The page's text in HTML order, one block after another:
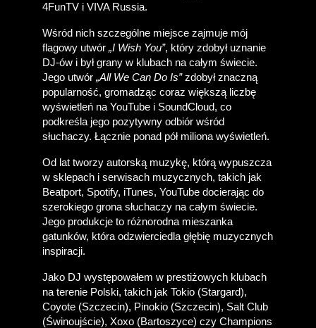
4FunTV i VIVA Russia.
Wśród nich szczególne miejsce zajmuje mój
flagowy utwór „I Wish You”, który zdobył uznanie
DJ-ów i był grany w klubach na całym świecie.
Jego utwór „All We Can Do Is” zdobył znaczną
popularność, gromadząc coraz większą liczbę
wyświetleń na YouTube i SoundCloud, co
podkreśla jego pozytywny odbiór wśród
słuchaczy. Łącznie ponad pół miliona wyświetleń.
Od lat tworzy autorską muzykę, którą wypuszcza
w sklepach i serwisach muzycznych, takich jak
Beatport, Spotify, iTunes, YouTube docierając do
szerokiego grona słuchaczy na całym świecie.
Jego produkcje to różnorodna mieszanka
gatunków, która odzwierciedla głębię muzycznych
inspiracji.
Jako DJ występowałem w prestiżowych klubach
na terenie Polski, takich jak Tokio (Stargard),
Coyote (Szczecin), Pinokio (Szczecin), Salt Club
(Świnoujście), Xoxo (Bartoszyce) czy Champions